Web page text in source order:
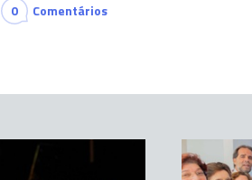
0 Comentários